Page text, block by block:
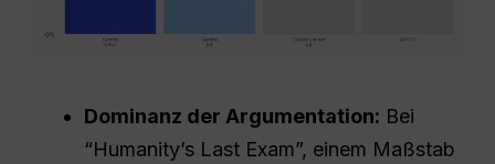
Dominanz der Argumentation: Bei
“Humanity’s Last Exam”, einem Maßstab